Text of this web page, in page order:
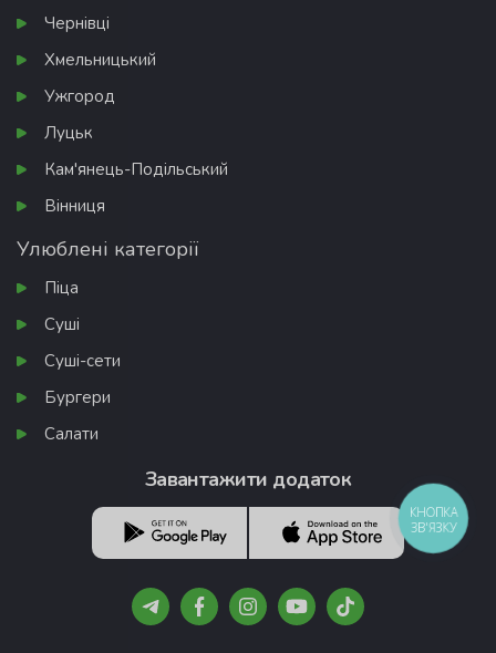
Чернівці
Хмельницький
Ужгород
Луцьк
Кам'янець-Подільський
Вінниця
Улюблені категорії
Піца
Суші
Суші-сети
Бургери
Салати
Завантажити додаток
КНОПКА
ЗВ'ЯЗКУ